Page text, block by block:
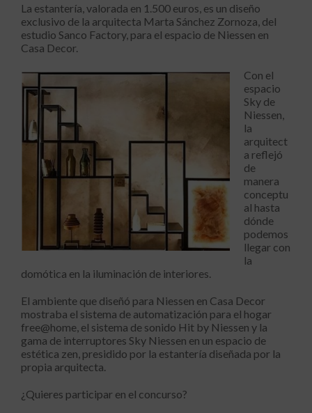
La estantería, valorada en 1.500 euros, es un diseño
exclusivo de la arquitecta Marta Sánchez Zornoza, del
estudio Sanco Factory, para el espacio de Niessen en
Casa Decor.
Con el
espacio
Sky de
Niessen,
la
arquitect
a reflejó
de
manera
conceptu
al hasta
dónde
podemos
llegar con
la
domótica en la iluminación de interiores.
El ambiente que diseñó para Niessen en Casa Decor
mostraba el sistema de automatización para el hogar
free@home, el sistema de sonido Hit by Niessen y la
gama de interruptores Sky Niessen en un espacio de
estética zen, presidido por la estantería diseñada por la
propia arquitecta.
¿Quieres participar en el concurso?